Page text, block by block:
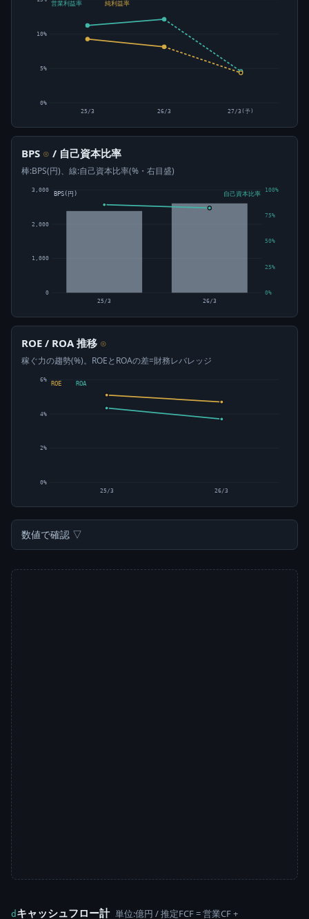
0%
5%
10%
営業利益率 純利益率
25/3 26/3 27/3(予)
BPS ⊙ / 自己資本比率
棒:BPS(円)、線:自己資本比率(%・右目盛)
0
1,000
2,000
3,000
0%
25%
50%
75%
100%
25/3 26/3
BPS(円) 自己資本比率
ROE / ROA 推移 ⊙
稼ぐ力の趨勢(%)。ROEとROAの差=財務レバレッジ
0%
2%
4%
6%
ROE ROA
25/3 26/3
数値で確認 ▽
d キャッシュフロー計 単位:億円 / 推定FCF = 営業CF +